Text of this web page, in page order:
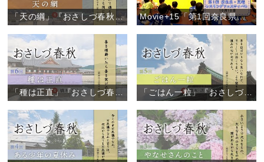
「天の綱」『おさしづ春秋』（7） Movie+15「第1回奈良県・天理レスリングフェスティバル」
「ごはん一粒」『おさしづ春秋』（5）